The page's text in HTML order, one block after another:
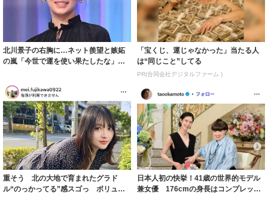
北川景子の右胸に…ネット羨望と嫉妬
の嵐「今世で運を使い果たしたな」
「宝くじ、運じゃなかった」当たる人
は“同じこと”してる
PR(合同会社デジタルファーム )
重そう 北の大地で育まれたグラド
ル“のっかってる”感スゴっ ボリュー
日本人初の快挙！41歳の世界的モデル
兼女優 176cmの身長はコンプレック